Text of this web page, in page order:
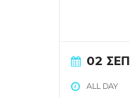
02 ΣΕΠ
ALL DAY